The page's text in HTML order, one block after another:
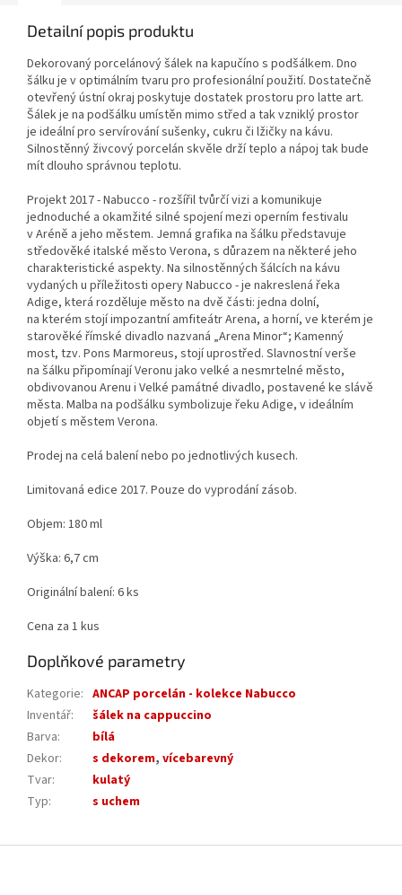
Detailní popis produktu
Dekorovaný porcelánový šálek na kapučíno s podšálkem. Dno
šálku je v optimálním tvaru pro profesionální použití. Dostatečně
otevřený ústní okraj poskytuje dostatek prostoru pro latte art.
Šálek je na podšálku umístěn mimo střed a tak vzniklý prostor
je ideální pro servírování sušenky, cukru či lžičky na kávu.
Silnostěnný živcový porcelán skvěle drží teplo a nápoj tak bude
mít dlouho správnou teplotu.
Projekt 2017 - Nabucco - rozšířil tvůrčí vizi a komunikuje
jednoduché a okamžité silné spojení mezi operním festivalu
v Aréně a jeho městem. Jemná grafika na šálku představuje
středověké italské město Verona, s důrazem na některé jeho
charakteristické aspekty. Na silnostěnných šálcích na kávu
vydaných u příležitosti opery Nabucco - je nakreslená řeka
Adige, která rozděluje město na dvě části: jedna dolní,
na kterém stojí impozantní amfiteátr Arena, a horní, ve kterém je
starověké římské divadlo nazvaná „Arena Minor“; Kamenný
most, tzv. Pons Marmoreus, stojí uprostřed. Slavnostní verše
na šálku připomínají Veronu jako velké a nesmrtelné město,
obdivovanou Arenu i Velké památné divadlo, postavené ke slávě
města. Malba na podšálku symbolizuje řeku Adige, v ideálním
objetí s městem Verona.
Prodej na celá balení nebo po jednotlivých kusech.
Limitovaná edice 2017. Pouze do vyprodání zásob.
Objem: 180 ml
Výška: 6,7 cm
Originální balení: 6 ks
Cena za 1 kus
Doplňkové parametry
Kategorie: ANCAP porcelán - kolekce Nabucco
Inventář:
šálek na cappuccino
Barva:
bílá
Dekor: s dekorem, vícebarevný
Tvar:
kulatý
Typ: s uchem